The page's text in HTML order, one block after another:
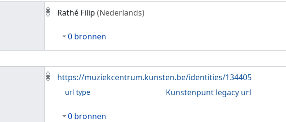
Rathé Filip (Nederlands)
0 bronnen
https://muziekcentrum.kunsten.be/identities/134405
url type Kunstenpunt legacy url
0 bronnen